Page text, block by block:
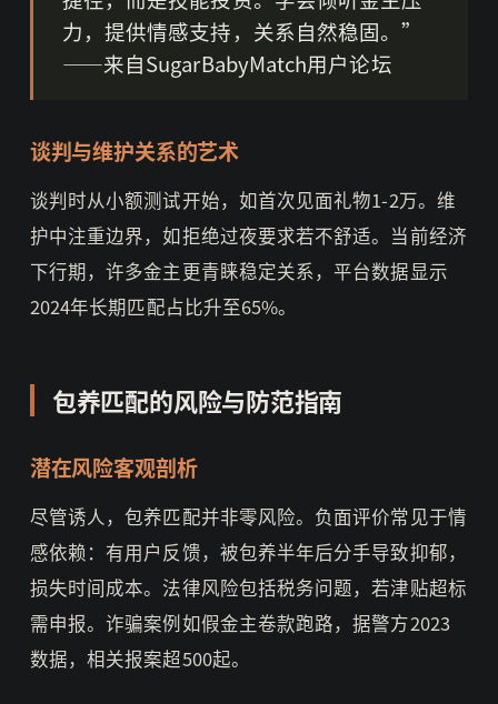
力，提供情感支持，关系自然稳固。”
——来自SugarBabyMatch用户论坛
谈判与维护关系的艺术
谈判时从小额测试开始，如首次见面礼物1-2万。维
护中注重边界，如拒绝过夜要求若不舒适。当前经济
下行期，许多金主更青睐稳定关系，平台数据显示
2024年长期匹配占比升至65%。
包养匹配的风险与防范指南
潜在风险客观剖析
尽管诱人，包养匹配并非零风险。负面评价常见于情
感依赖：有用户反馈，被包养半年后分手导致抑郁，
损失时间成本。法律风险包括税务问题，若津贴超标
需申报。诈骗案例如假金主卷款跑路，据警方2023
数据，相关报案超500起。